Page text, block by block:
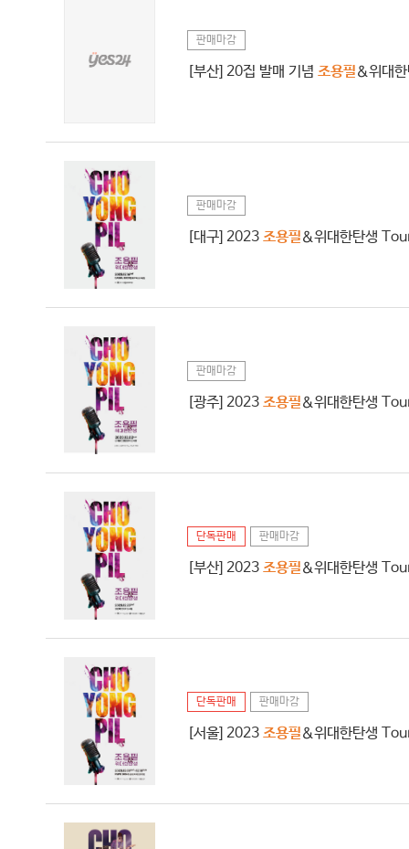
판매마감
[부산] 20집 발매 기념 조용필＆위대
판매마감
[대구] 2023 조용필＆위대한탄생
판매마감
[광주] 2023 조용필＆위대한탄생
단독판매 판매마감
[부산] 2023 조용필＆위대한탄생
단독판매 판매마감
[서울] 2023 조용필＆위대한탄생